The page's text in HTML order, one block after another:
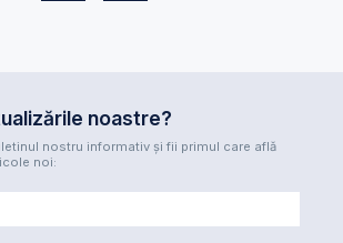
noastre?
nostru informativ și fii primul care află
noi: